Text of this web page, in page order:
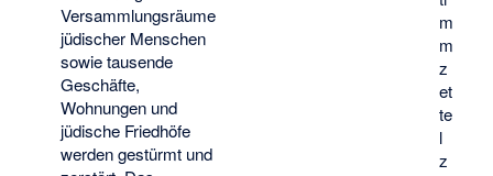
m
m
z
et
te
l
z
Versammlungsräume
jüdischer Menschen
sowie tausende
Geschäfte,
Wohnungen und
jüdische Friedhöfe
werden gestürmt und